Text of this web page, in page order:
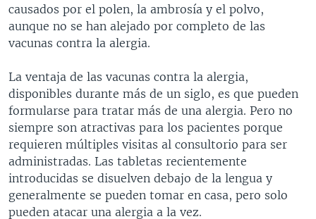
FORO [RADIO]
DEPORTIVO INTERNACIONAL
ENTRETENIMIENTO
causados por el polen, la ambrosía y el polvo,
aunque no se han alejado por completo de las
vacunas contra la alergia.
La ventaja de las vacunas contra la alergia,
disponibles durante más de un siglo, es que pueden
formularse para tratar más de una alergia. Pero no
siempre son atractivas para los pacientes porque
requieren múltiples visitas al consultorio para ser
administradas. Las tabletas recientemente
introducidas se disuelven debajo de la lengua y
generalmente se pueden tomar en casa, pero solo
pueden atacar una alergia a la vez.